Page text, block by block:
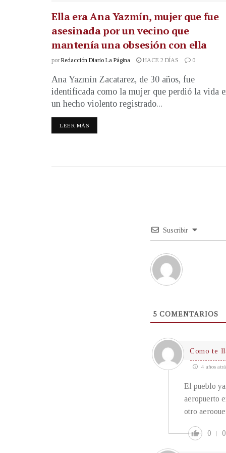
Ella era Ana Yazmín, mujer que fue
asesinada por un vecino que
mantenía una obsesión con ella
por Redacción Diario La Página HACE 2 DÍAS 0
Ana Yazmín Zacatarez, de 30 años, fue
identificada como la mujer que perdió la vida
un hecho violento registrado...
LEER MÁS
Suscribir
5 COMENTARIOS
Como te
4 años
El pueblo
aeropuerto
otro
0 0